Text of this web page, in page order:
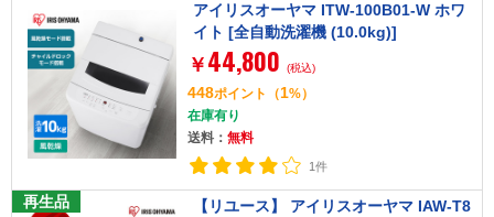
アイリスオーヤマ ITW-100B01-W ホワ
イト [全自動洗濯機 (10.0kg)]
￥ 44,800 (税込)
448ポイント （1%）
在庫有り
送料： 無料
1件
再生品
【リユース】 アイリスオーヤマ IAW-T8